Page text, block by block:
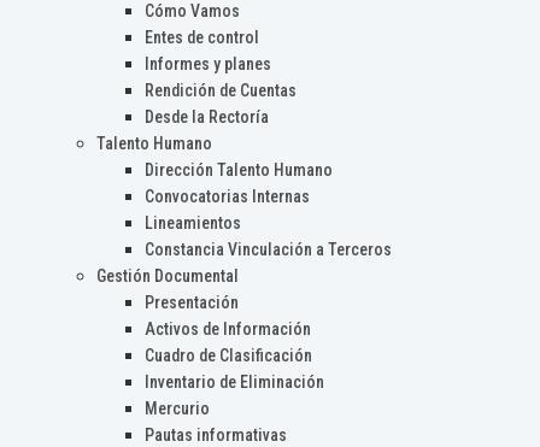
Cómo Vamos
Entes de control
Informes y planes
Rendición de Cuentas
Desde la Rectoría
Talento Humano
Dirección Talento Humano
Convocatorias Internas
Lineamientos
Constancia Vinculación a Terceros
Gestión Documental
Presentación
Activos de Información
Cuadro de Clasificación
Inventario de Eliminación
Mercurio
Pautas informativas